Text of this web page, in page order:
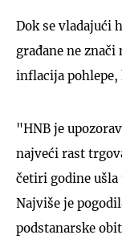
Dok se vladajući
građane ne
inflacija pohlepe,
"HNB je
najveći rast
četiri godine ušla
Najviše je
podstanarske